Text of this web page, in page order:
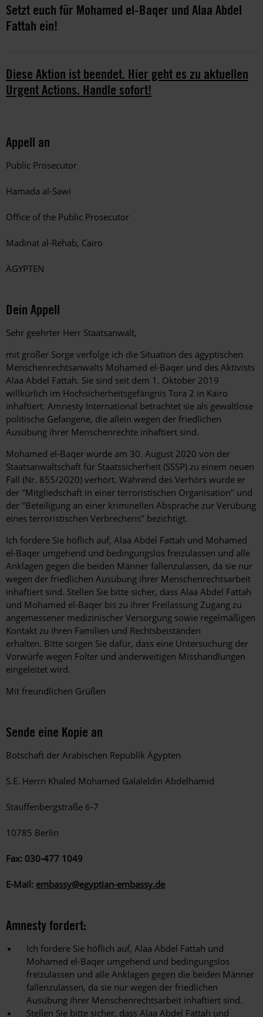
Setzt euch für Mohamed el-Baqer und Alaa Abdel
Fattah ein!
Diese Aktion ist beendet. Hier geht es zu aktuellen
Urgent Actions. Handle sofort!
Appell an
Public Prosecutor
Hamada al-Sawi
Office of the Public Prosecutor
Madinat al-Rehab, Cairo
ÄGYPTEN
Dein Appell
Sehr geehrter Herr Staatsanwalt,
mit großer Sorge verfolge ich die Situation des ägyptischen
Menschenrechtsanwalts Mohamed el-Baqer und des Aktivists
Alaa Abdel Fattah. Sie sind seit dem 1. Oktober 2019
willkürlich im Hochsicherheitsgefängnis Tora 2 in Kairo
inhaftiert. Amnesty International betrachtet sie als gewaltlose
politische Gefangene, die allein wegen der friedlichen
Ausübung ihrer Menschenrechte inhaftiert sind.
Mohamed el-Baqer wurde am 30. August 2020 von der
Staatsanwaltschaft für Staatssicherheit (SSSP) zu einem neuen
Fall (Nr. 855/2020) verhört. Während des Verhörs wurde er
der "Mitgliedschaft in einer terroristischen Organisation" und
der "Beteiligung an einer kriminellen Absprache zur Verübung
eines terroristischen Verbrechens" bezichtigt.
Ich fordere Sie höflich auf, Alaa Abdel Fattah und Mohamed
el-Baqer umgehend und bedingungslos freizulassen und alle
Anklagen gegen die beiden Männer fallenzulassen, da sie nur
wegen der friedlichen Ausübung ihrer Menschenrechtsarbeit
inhaftiert sind. Stellen Sie bitte sicher, dass Alaa Abdel Fattah
und Mohamed el-Baqer bis zu ihrer Freilassung Zugang zu
angemessener medizinischer Versorgung sowie regelmäßigen
Kontakt zu ihren Familien und Rechtsbeiständen
erhalten. Bitte sorgen Sie dafür, dass eine Untersuchung der
Vorwürfe wegen Folter und anderweitigen Misshandlungen
eingeleitet wird.
Mit freundlichen Grüßen
Sende eine Kopie an
Botschaft der Arabischen Republik Ägypten
S.E. Herrn Khaled Mohamed Galaleldin Abdelhamid
Stauffenbergstraße 6-7
10785 Berlin
Fax: 030-477 1049
E-Mail: embassy@egyptian-embassy.de
Amnesty fordert:
Ich fordere Sie höflich auf, Alaa Abdel Fattah und
Mohamed el-Baqer umgehend und bedingungslos
freizulassen und alle Anklagen gegen die beiden Männer
fallenzulassen, da sie nur wegen der friedlichen
Ausübung ihrer Menschenrechtsarbeit inhaftiert sind.
Stellen Sie bitte sicher, dass Alaa Abdel Fattah und